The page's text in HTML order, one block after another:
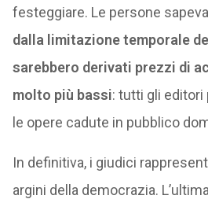
festeggiare. Le persone
dalla limitazione temporale
sarebbero derivati prezzi di
molto più bassi: tutti gli editori
le opere cadute in pubblico
In definitiva, i giudici
argini della democrazia.